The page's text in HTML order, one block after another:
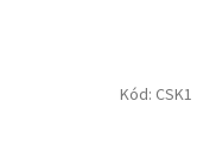
Kód: CSK1